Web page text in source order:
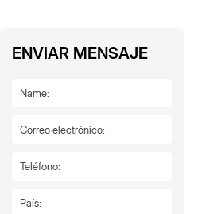
ENVIAR MENSAJE